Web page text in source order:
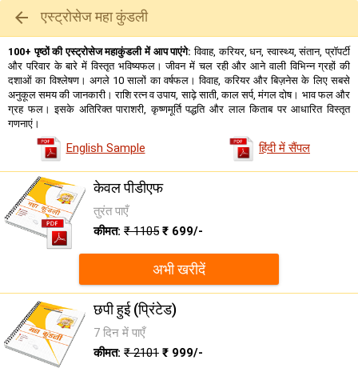
 एस्ट्रोसेज महा कुंडली
100+ पृष्ठों की एस्ट्रोसेज महाकुंडली में आप पाएंगे: विवाह, करियर, धन, स्वास्थ्य, संतान, प्रॉपर्टी
और परिवार के बारे में विस्तृत भविष्यफल। जीवन में चल रही और आने वाली विभिन्न ग्रहों की
दशाओं का विश्लेषण। अगले 10 सालों का वर्षफल। विवाह, करियर और बिज़नेस के लिए सबसे
अनुकूल समय की जानकारी। राशि रत्न व उपाय, साढ़े साती, काल सर्प, मंगल दोष। भाव फल और
ग्रह फल। इसके अतिरिक्त पाराशरी, कृष्णमूर्ति पद्धति और लाल किताब पर आधारित विस्तृत
गणनाएं।
English Sample हिंदी में सैंपल
केवल पीडीएफ
तुरंत पाएँ
कीमत: ₹ 1105 ₹ 699/-
अभी खरीदें
छपी हुई (प्रिंटेड)
7 दिन में पाएँ
कीमत: ₹ 2101 ₹ 999/-